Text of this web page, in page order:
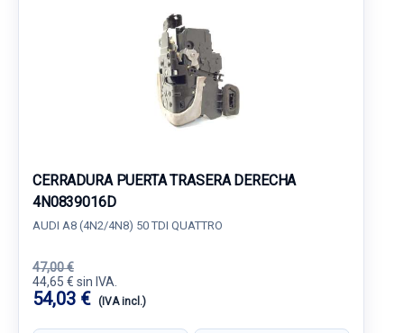
CERRADURA PUERTA TRASERA DERECHA
4N0839016D
AUDI A8 (4N2/4N8) 50 TDI QUATTRO
47,00 €
44,65 € sin IVA.
54,03 € (IVA incl.)